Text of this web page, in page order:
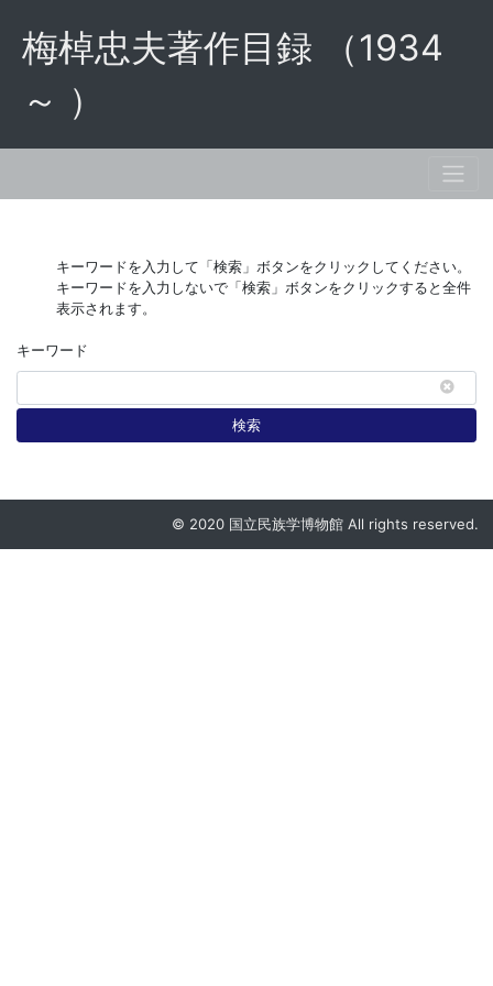
梅棹忠夫著作目録 （1934
～ ）
キーワードを入力して「検索」ボタンをクリックしてください。
キーワードを入力しないで「検索」ボタンをクリックすると全件
表示されます。
キーワード
検索
© 2020 国立民族学博物館 All rights reserved.